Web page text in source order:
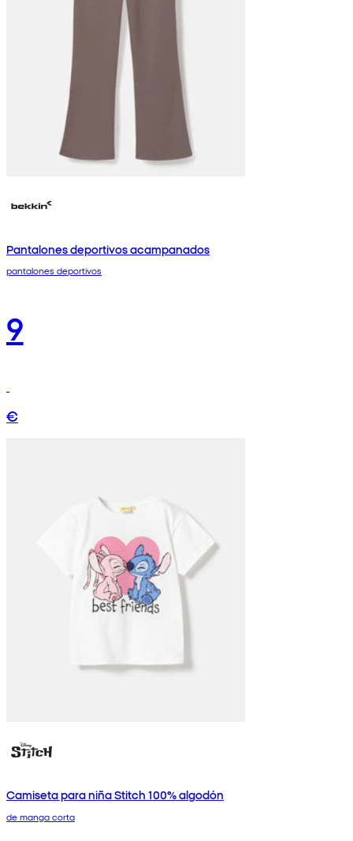
Pantalones deportivos acampanados
pantalones deportivos
9
€
Camiseta para niña Stitch 100% algodón
de manga corta